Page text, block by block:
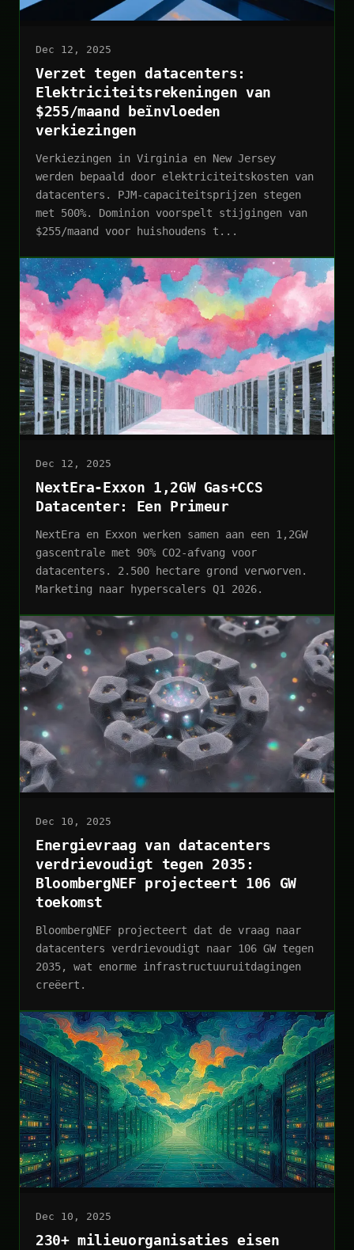
Dec 12, 2025
Verzet tegen datacenters:
Elektriciteitsrekeningen van
$255/maand beïnvloeden
verkiezingen
Verkiezingen in Virginia en New Jersey
werden bepaald door elektriciteitskosten van
datacenters. PJM-capaciteitsprijzen stegen
met 500%. Dominion voorspelt stijgingen van
$255/maand voor huishoudens t...
Dec 12, 2025
NextEra-Exxon 1,2GW Gas+CCS
Datacenter: Een Primeur
NextEra en Exxon werken samen aan een 1,2GW
gascentrale met 90% CO2-afvang voor
datacenters. 2.500 hectare grond verworven.
Marketing naar hyperscalers Q1 2026.
Dec 10, 2025
Energievraag van datacenters
verdrievoudigt tegen 2035:
BloombergNEF projecteert 106 GW
toekomst
BloombergNEF projecteert dat de vraag naar
datacenters verdrievoudigt naar 106 GW tegen
2035, wat enorme infrastructuuruitdagingen
creëert.
Dec 10, 2025
230+ milieuorganisaties eisen